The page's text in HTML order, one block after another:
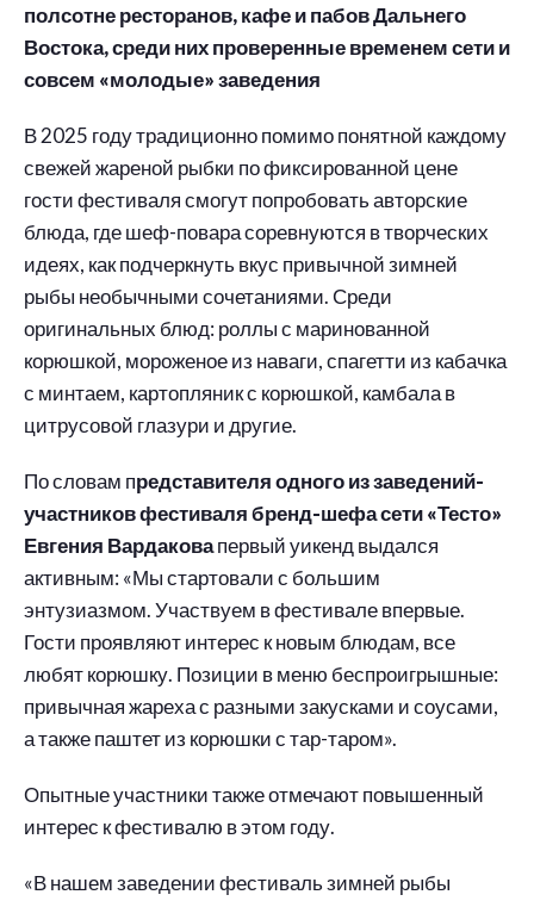
полсотне ресторанов, кафе и пабов Дальнего
Востока, среди них проверенные временем сети и
совсем «молодые» заведения
В 2025 году традиционно помимо понятной каждому
свежей жареной рыбки по фиксированной цене
гости фестиваля смогут попробовать авторские
блюда, где шеф-повара соревнуются в творческих
идеях, как подчеркнуть вкус привычной зимней
рыбы необычными сочетаниями. Среди
оригинальных блюд: роллы с маринованной
корюшкой, мороженое из наваги, спагетти из кабачка
с минтаем, картопляник с корюшкой, камбала в
цитрусовой глазури и другие.
По словам представителя одного из заведений-
участников фестиваля бренд-шефа сети «Тесто»
Евгения Вардаковапервый уикенд выдался
активным: «Мы стартовали с большим
энтузиазмом. Участвуем в фестивале впервые.
Гости проявляют интерес к новым блюдам, все
любят корюшку. Позиции в меню беспроигрышные:
привычная жареха с разными закусками и соусами,
а также паштет из корюшки с тар-таром».
Опытные участники также отмечают повышенный
интерес к фестивалю в этом году.
«В нашем заведении фестиваль зимней рыбы